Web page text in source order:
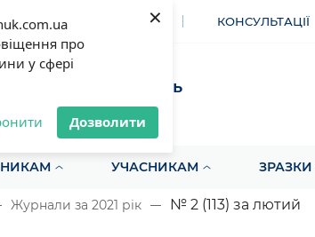
про
у сфері
Дозволити
×
ІНСТРУМЕНТИ КОНСУЛЬТАЦІЇ
закупівель
порталі
УЧАСНИКАМ ЗРАЗКИ
Журнали за 2021 рік № 2 (113) за лютий